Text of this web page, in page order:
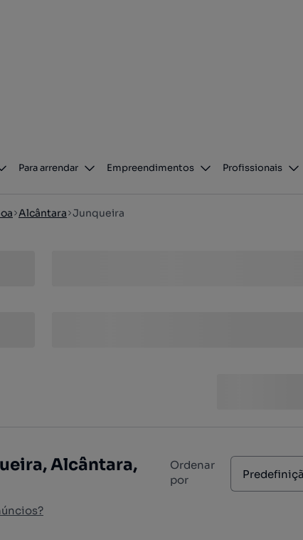
Para arrendar Empreendimentos Profissionais
Alcântara Junqueira
Alcântara,
Ordenar
por